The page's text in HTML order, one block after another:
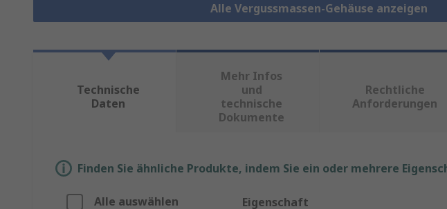
Alle Vergussmassen-Gehäuse anzeigen
Technische
Daten
Mehr Infos
und
technische
Dokumente
Rechtliche
Anforderungen
Finden Sie ähnliche Produkte, indem Sie ein oder mehrere
Alle auswählen Eigenschaft